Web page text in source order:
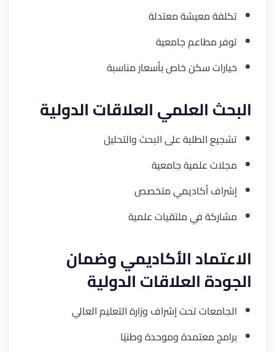
تكلفة معيشة معتدلة
توفر مطاعم جامعية
خيارات سكن خاص بأسعار مناسبة
البحث العلمي العلاقات الدولية
تشجيع الطلبة على البحث والتحليل
مجلات علمية جامعية
إشراف أكاديمي متخصص
مشاركة في ملتقيات علمية
الاعتماد الأكاديمي وضمان
الجودة العلاقات الدولية
الجامعات تحت إشراف وزارة التعليم العالي
برامج معتمدة وموحدة وطنيًا